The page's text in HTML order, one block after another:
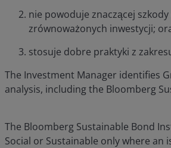
nie powoduje znaczącej
zrównoważonych inwestycji;
stosuje dobre praktyki z
The Investment Manager identifies
analysis, including the Bloomberg
The Bloomberg Sustainable Bond
Social or Sustainable only where an